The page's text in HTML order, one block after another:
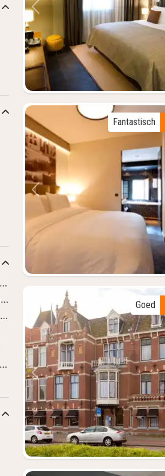
Vorige foto
Vorige foto
Fantastisch
Vorige foto
Goed
Ticket
(8)
(8)